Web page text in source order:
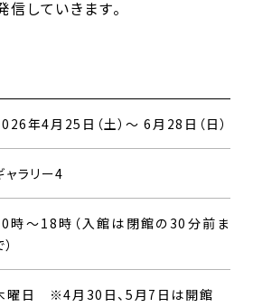
していきます。
年4月25日（土）～ 6月28日（日）
ャラリー4
時～18時（入館は閉館の30分前ま
曜日 ※4月30日、5月7日は開館